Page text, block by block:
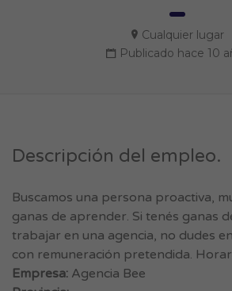
Cualquier lugar
Publicado hace 10
Descripción del empleo.
Buscamos una persona proactiva,
ganas de aprender. Si tenés ganas
trabajar en una agencia, no dudes
con remuneración pretendida.
Empresa: Agencia Bee